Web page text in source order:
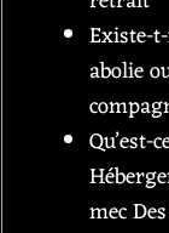
Existe-
abolie
Qu’est-
mec